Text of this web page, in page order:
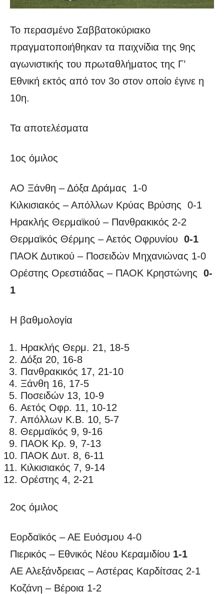
Το περασμένο Σαββατοκύριακο
πραγματοποιήθηκαν τα παιχνίδια της 9ης
αγωνιστικής του πρωταθλήματος της Γ’
Εθνική εκτός από τον 3ο στον οποίο έγινε η
10η.
Τα αποτελέσματα
1ος όμιλος
ΑΟ Ξάνθη – Δόξα Δράμας 1-0
Κιλκισιακός – Απόλλων Κρύας Βρύσης 0-1
Ηρακλής Θερμαϊκού – Πανθρακικός 2-2
Θερμαϊκός Θέρμης – Αετός Οφρυνίου 0-1
ΠΑΟΚ Δυτικού – Ποσειδών Μηχανιώνας 1-0
Ορέστης Ορεστιάδας – ΠΑΟΚ Κρηστώνης 0-
1
Η βαθμολογία
Ηρακλής Θερμ. 21, 18-5
Δόξα 20, 16-8
Πανθρακικός 17, 21-10
Ξάνθη 16, 17-5
Ποσειδών 13, 10-9
Αετός Οφρ. 11, 10-12
Απόλλων Κ.Β. 10, 5-7
Θερμαϊκός 9, 9-16
ΠΑΟΚ Κρ. 9, 7-13
ΠΑΟΚ Δυτ. 8, 6-11
Κιλκισιακός 7, 9-14
Ορέστης 4, 2-21
2ος όμιλος
Εορδαϊκός – ΑΕ Ευόσμου 4-0
Πιερικός – Εθνικός Νέου Κεραμιδίου 1-1
ΑΕ Αλεξάνδρειας – Αστέρας Καρδίτσας 2-1
Κοζάνη – Βέροια 1-2